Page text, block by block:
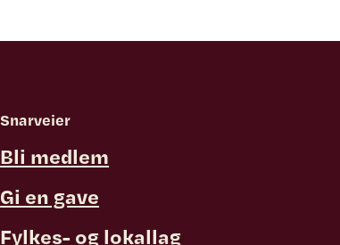
Snarveier
Bli medlem
Gi en gave
Fylkes- og lokallag